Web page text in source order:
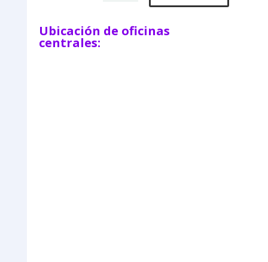
Ubicación de oficinas
centrales: